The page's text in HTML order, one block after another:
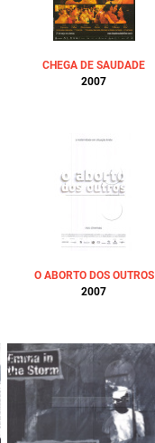
CHEGA DE SAUDADE
2007
O ABORTO DOS OUTROS
2007